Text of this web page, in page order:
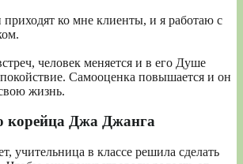
ко мне клиенты, и я работаю с
человек меняется и в его Душе
Самооценка повышается и он
жизнь.
корейца Джа Джанга
учительница в классе решила сделать